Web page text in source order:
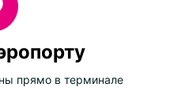
прямо в терминале